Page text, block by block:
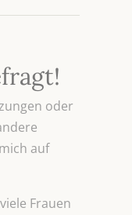
oder
auf
Frauen